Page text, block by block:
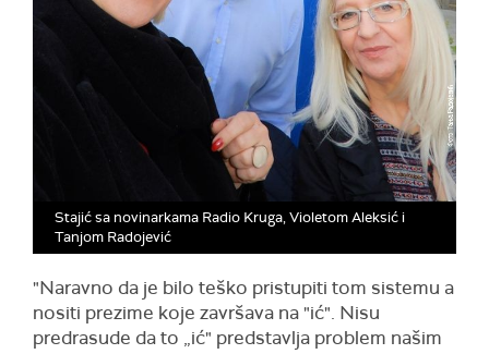
Stajić sa novinarkama Radio Kruga, Violetom Aleksić i
Tanjom Radojević
"Naravno da je bilo teško pristupiti tom sistemu a
nositi prezime koje završava na "ić". Nisu
predrasude da to „ić" predstavlja problem našim